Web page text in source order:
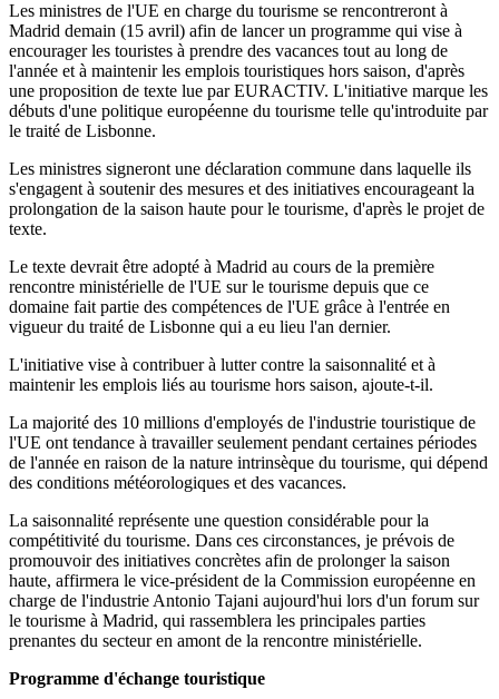
Les ministres de l'UE en charge du tourisme se rencontreront à
Madrid demain (15 avril) afin de lancer un programme qui vise à
encourager les touristes à prendre des vacances tout au long de
l'année et à maintenir les emplois touristiques hors saison, d'après
une proposition de texte lue par EURACTIV. L'initiative marque les
débuts d'une politique européenne du tourisme telle qu'introduite par
le traité de Lisbonne.
Les ministres signeront une déclaration commune dans laquelle ils
s'engagent à soutenir des mesures et des initiatives encourageant la
prolongation de la saison haute pour le tourisme, d'après le projet de
texte.
Le texte devrait être adopté à Madrid au cours de la première
rencontre ministérielle de l'UE sur le tourisme depuis que ce
domaine fait partie des compétences de l'UE grâce à l'entrée en
vigueur du traité de Lisbonne qui a eu lieu l'an dernier.
L'initiative vise à contribuer à lutter contre la saisonnalité et à
maintenir les emplois liés au tourisme hors saison, ajoute-t-il.
La majorité des 10 millions d'employés de l'industrie touristique de
l'UE ont tendance à travailler seulement pendant certaines périodes
de l'année en raison de la nature intrinsèque du tourisme, qui dépend
des conditions météorologiques et des vacances.
La saisonnalité représente une question considérable pour la
compétitivité du tourisme. Dans ces circonstances, je prévois de
promouvoir des initiatives concrètes afin de prolonger la saison
haute, affirmera le vice-président de la Commission européenne en
charge de l'industrie Antonio Tajani aujourd'hui lors d'un forum sur
le tourisme à Madrid, qui rassemblera les principales parties
prenantes du secteur en amont de la rencontre ministérielle.
Programme d'échange touristique